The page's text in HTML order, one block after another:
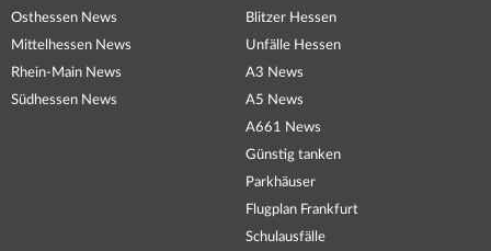
Osthessen News
Mittelhessen News
Rhein-Main News
Südhessen News
Blitzer Hessen
Unfälle Hessen
A3 News
A5 News
A661 News
Günstig tanken
Parkhäuser
Flugplan Frankfurt
Schulausfälle